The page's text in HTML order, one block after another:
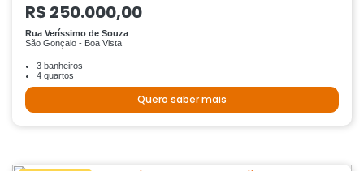
R$ 250.000,00
Rua Veríssimo de Souza
São Gonçalo - Boa Vista
3 banheiros
4 quartos
Quero saber mais